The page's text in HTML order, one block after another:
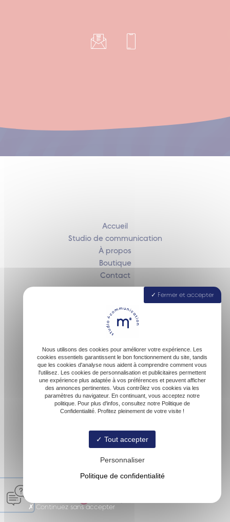
Accueil
Studio de communication
À propos
Boutique
Contact
contact@malofactory.fr
06 74 27 00 54
Fermer et accepter
Nous utilisons des cookies pour améliorer votre expérience. Les
cookies essentiels garantissent le bon fonctionnement du site, tandis
que les cookies d'analyse nous aident à comprendre comment vous
l'utilisez. Les cookies de personnalisation et publicitaires permettent
une expérience plus adaptée à vos préférences et peuvent afficher
des annonces pertinentes. Vous contrôlez vos cookies via les
paramètres du navigateur. En continuant, vous acceptez notre
politique. Pour plus d'infos, consultez notre Politique de
Confidentialité. Profitez pleinement de votre visite !
Tout accepter
Personnaliser
Politique de confidentialité
Continuez sans accepter